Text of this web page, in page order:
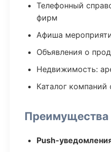
Телефонный
фирм
Афиша
Объявления о
Недвижимость:
Каталог компаний
Преимущества
Push-